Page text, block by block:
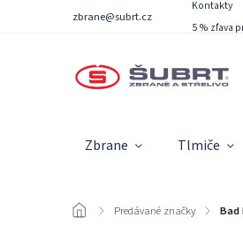
zbrane@subrt.cz
Kontakty
5 % zľava
Zbrane Tlmiče
/ Predávané značky / Bad